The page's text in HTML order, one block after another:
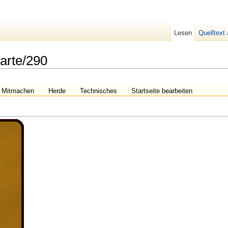
290
Mitmachen Herde Technisches Startseite bearbeiten
Lesen Quelltext